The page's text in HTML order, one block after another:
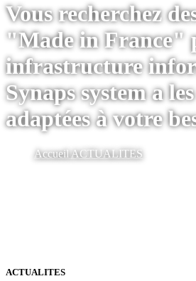
Vous recherchez
"Made in France"
infrastructure
Synaps system a
adaptées à votre
AccueilACTUALITES
ACTUALITES